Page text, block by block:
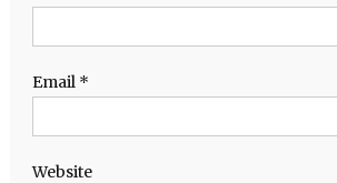
Email *
Website